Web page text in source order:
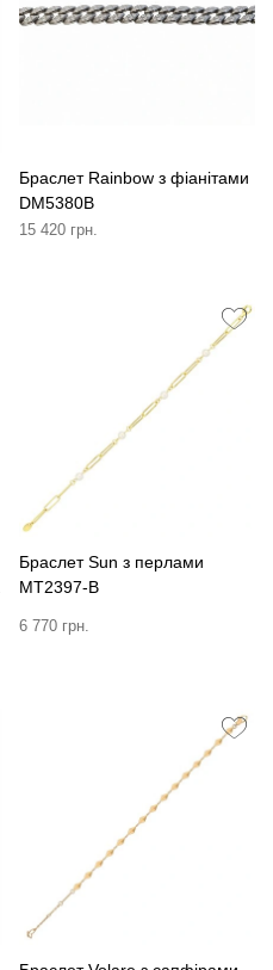
Браслет Rainbow з фіанітами
DM5380B
15 420 грн.
Браслет Sun з перлами
MT2397-B
6 770 грн.